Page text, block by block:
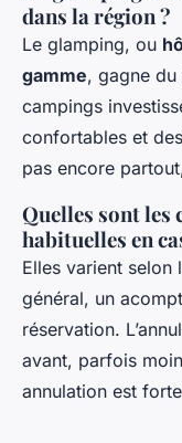
dans la région ?
Le glamping, ou
gamme, gagne
campings
confortables et
pas encore
Quelles sont
habituelles en
Elles varient selon
général, un
réservation.
avant, parfois
annulation est